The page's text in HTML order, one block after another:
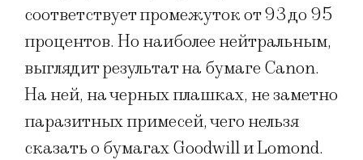
соответствует промежуток от 93 до 95
процентов. Но наиболее нейтральным,
выглядит результат на бумаге Canon.
На ней, на черных плашках, не заметно
паразитных примесей, чего нельзя
сказать о бумагах Goodwill и Lomond.